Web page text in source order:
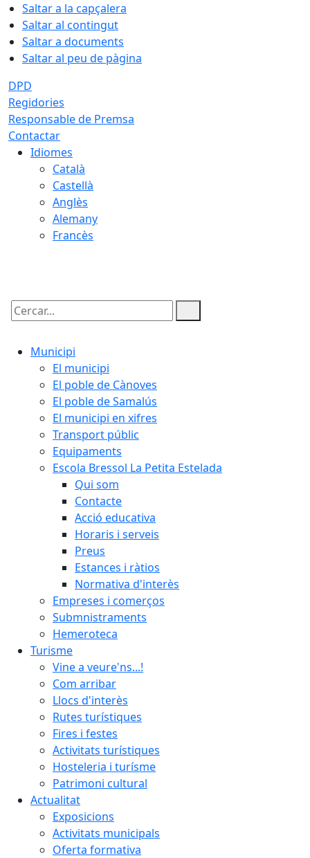
Saltar a la capçalera
Saltar al contingut
Saltar a documents
Saltar al peu de pàgina
DPD
Regidories
Responsable de Premsa
Contactar
Idiomes
Català
Castellà
Anglès
Alemany
Francès
Cercar:
Municipi
El municipi
El poble de Cànoves
El poble de Samalús
El municipi en xifres
Transport públic
Equipaments
Escola Bressol La Petita Estelada
Qui som
Contacte
Acció educativa
Horaris i serveis
Preus
Estances i ràtios
Normativa d'interès
Empreses i comerços
Submnistraments
Hemeroteca
Turisme
Vine a veure'ns...!
Com arribar
Llocs d'interès
Rutes turístiques
Fires i festes
Activitats turístiques
Hosteleria i turísme
Patrimoni cultural
Actualitat
Exposicions
Activitats municipals
Oferta formativa